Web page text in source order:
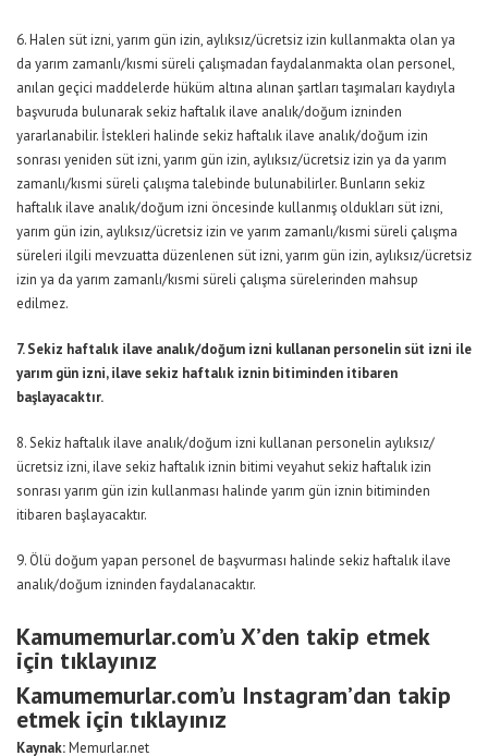
6. Halen süt izni, yarım gün izin, aylıksız/ücretsiz izin kullanmakta olan ya
da yarım zamanlı/kısmi süreli çalışmadan faydalanmakta olan personel,
anılan geçici maddelerde hüküm altına alınan şartları taşımaları kaydıyla
başvuruda bulunarak sekiz haftalık ilave analık/doğum izninden
yararlanabilir. İstekleri halinde sekiz haftalık ilave analık/doğum izin
sonrası yeniden süt izni, yarım gün izin, aylıksız/ücretsiz izin ya da yarım
zamanlı/kısmi süreli çalışma talebinde bulunabilirler. Bunların sekiz
haftalık ilave analık/doğum izni öncesinde kullanmış oldukları süt izni,
yarım gün izin, aylıksız/ücretsiz izin ve yarım zamanlı/kısmi süreli çalışma
süreleri ilgili mevzuatta düzenlenen süt izni, yarım gün izin, aylıksız/ücretsiz
izin ya da yarım zamanlı/kısmi süreli çalışma sürelerinden mahsup
edilmez.
7. Sekiz haftalık ilave analık/doğum izni kullanan personelin süt izni ile
yarım gün izni, ilave sekiz haftalık iznin bitiminden itibaren
başlayacaktır.
8. Sekiz haftalık ilave analık/doğum izni kullanan personelin aylıksız/
ücretsiz izni, ilave sekiz haftalık iznin bitimi veyahut sekiz haftalık izin
sonrası yarım gün izin kullanması halinde yarım gün iznin bitiminden
itibaren başlayacaktır.
9. Ölü doğum yapan personel de başvurması halinde sekiz haftalık ilave
analık/doğum izninden faydalanacaktır.
Kamumemurlar.com’u X’den takip etmek
için tıklayınız
Kamumemurlar.com’u Instagram’dan takip
etmek için tıklayınız
Kaynak:Memurlar.net